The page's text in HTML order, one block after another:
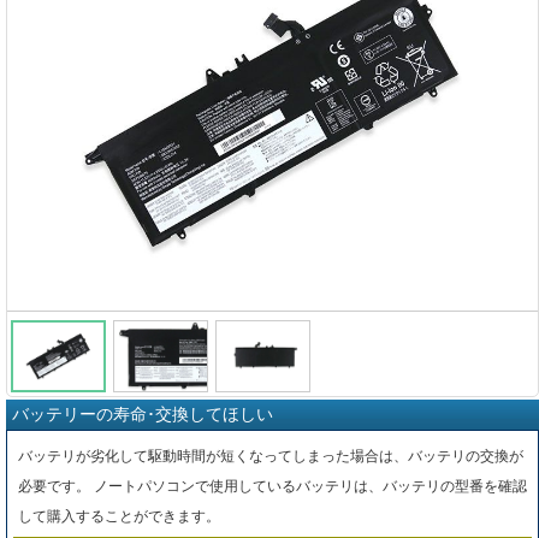
バッテリーの寿命･交換してほしい
バッテリが劣化して駆動時間が短くなってしまった場合は、バッテリの交換が
必要です。 ノートパソコンで使用しているバッテリは、バッテリの型番を確認
して購入することができます。